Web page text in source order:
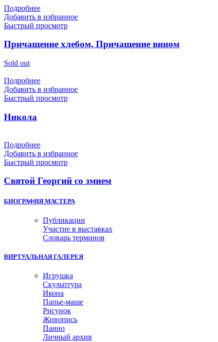
Подробнее
Добавить в избранное
Быстрый просмотр
Причащение хлебом, Причащение вином
Sold out
Подробнее
Добавить в избранное
Быстрый просмотр
Никола
Подробнее
Добавить в избранное
Быстрый просмотр
Святой Георгий со змием
БИОГРАФИЯ МАСТЕРА
Публикации
Участие в выставках
Словарь терминов
ВИРТУАЛЬНАЯ ГАЛЕРЕЯ
Игрушка
Скульптура
Икона
Папье-маше
Рисунок
Живопись
Панно
Личный архив